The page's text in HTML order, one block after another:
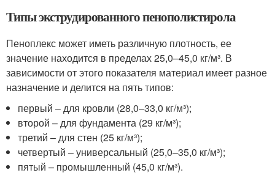
Типы экструдированного пенополистирола
Пеноплекс может иметь различную плотность, ее
значение находится в пределах 25,0–45,0 кг/м³. В
зависимости от этого показателя материал имеет разное
назначение и делится на пять типов:
первый – для кровли (28,0–33,0 кг/м³);
второй – для фундамента (29 кг/м³);
третий – для стен (25 кг/м³);
четвертый – универсальный (25,0–35,0 кг/м³);
пятый – промышленный (45,0 кг/м³).